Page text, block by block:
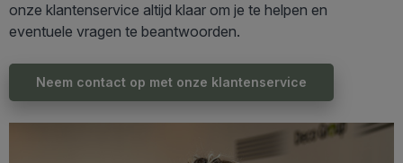
onze klantenservice altijd klaar om je te helpen en
eventuele vragen te beantwoorden.
Neem contact op met onze klantenservice